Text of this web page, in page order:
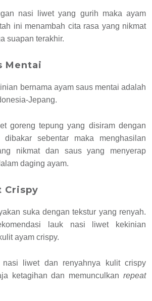
nasi liwet yang gurih maka ayam
ini menambah cita rasa yang nikmat
suapan terakhir.
Mentai
bernama ayam saus mentai adalah
Jepang.
goreng tepung yang disiram dengan
sebentar maka menghasilan
nikmat dan saus yang menyerap
daging ayam.
Crispy
suka dengan tekstur yang renyah.
lauk nasi liwet kekinian
ayam crispy.
nasi liwet dan renyahnya kulit crispy
ketagihan dan memunculkan repeat